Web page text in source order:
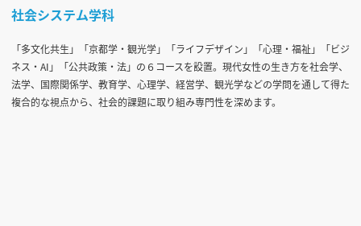
社会システム学科
「多文化共生」「京都学・観光学」「ライフデザイン」「心理・福祉」「ビジ
ネス・AI」「公共政策・法」の６コースを設置。現代女性の生き方を社会学、
法学、国際関係学、教育学、心理学、経営学、観光学などの学問を通して得た
複合的な視点から、社会的課題に取り組み専門性を深めます。